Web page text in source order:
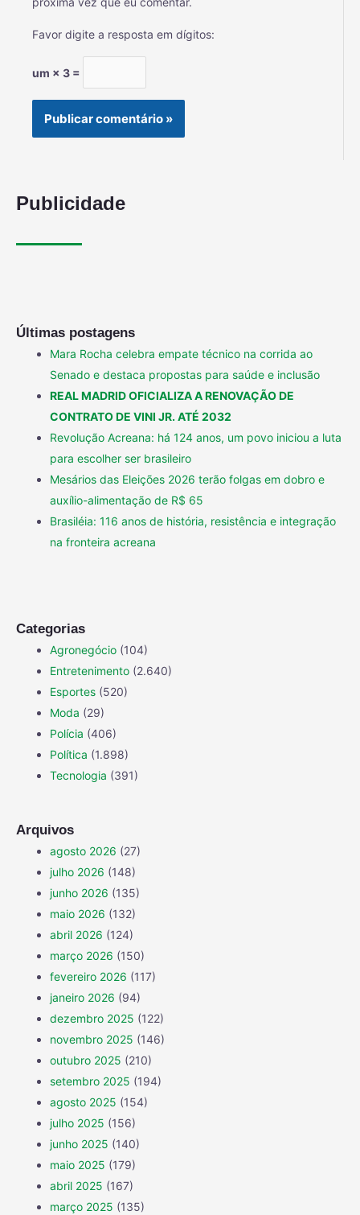
Favor digite a resposta em dígitos:
um × 3 =
Publicidade
Últimas postagens
Mara Rocha celebra empate técnico na corrida ao
Senado e destaca propostas para saúde e inclusão
REAL MADRID OFICIALIZA A RENOVAÇÃO DE
CONTRATO DE VINI JR. ATÉ 2032
Revolução Acreana: há 124 anos, um povo iniciou a luta
para escolher ser brasileiro
Mesários das Eleições 2026 terão folgas em dobro e
auxílio-alimentação de R$ 65
Brasiléia: 116 anos de história, resistência e integração
na fronteira acreana
Categorias
Agronegócio (104)
Entretenimento (2.640)
Esportes (520)
Moda (29)
Polícia (406)
Política (1.898)
Tecnologia (391)
Arquivos
agosto 2026 (27)
julho 2026 (148)
junho 2026 (135)
maio 2026 (132)
abril 2026 (124)
março 2026 (150)
fevereiro 2026 (117)
janeiro 2026 (94)
dezembro 2025 (122)
novembro 2025 (146)
outubro 2025 (210)
setembro 2025 (194)
agosto 2025 (154)
julho 2025 (156)
junho 2025 (140)
maio 2025 (179)
abril 2025 (167)
março 2025 (135)